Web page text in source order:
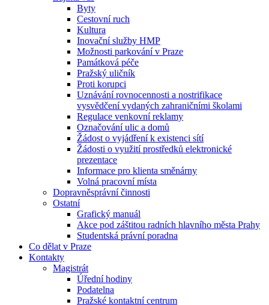
Byty
Cestovní ruch
Kultura
Inovační služby HMP
Možnosti parkování v Praze
Památková péče
Pražský uličník
Proti korupci
Uznávání rovnocennosti a nostrifikace
vysvědčení vydaných zahraničními školami
Regulace venkovní reklamy
Označování ulic a domů
Žádost o vyjádření k existenci sítí
Žádosti o využití prostředků elektronické
prezentace
Informace pro klienta směnárny
Volná pracovní místa
Dopravněsprávní činnosti
Ostatní
Grafický manuál
Akce pod záštitou radních hlavního města Prahy
Studentská právní poradna
Co dělat v Praze
Kontakty
Magistrát
Úřední hodiny
Podatelna
Pražské kontaktní centrum